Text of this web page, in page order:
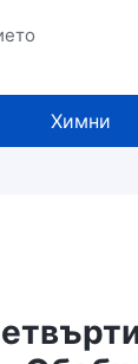
Химни